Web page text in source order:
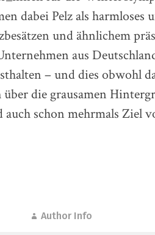
dabei Pelz als harmloses
und ähnlichem
aus
– und dies obwohl
die grausamen
auch schon mehrmals Ziel
Author Info